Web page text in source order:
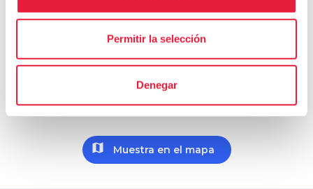
Permitir la selección
Denegar
Explora
map Muestra en el mapa